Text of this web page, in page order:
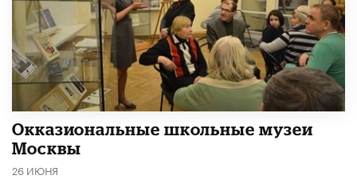
​Окказиональные школьные музеи
Москвы
26 ИЮНЯ